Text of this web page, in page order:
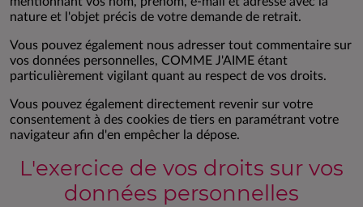
nature et l'objet précis de votre demande de retrait.
Vous pouvez également nous adresser tout commentaire sur
vos données personnelles, COMME J'AIME étant
particulièrement vigilant quant au respect de vos droits.
Vous pouvez également directement revenir sur votre
consentement à des cookies de tiers en paramétrant votre
navigateur afin d'en empêcher la dépose.
L'exercice de vos droits sur vos
données personnelles